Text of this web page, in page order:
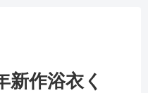
作浴衣く